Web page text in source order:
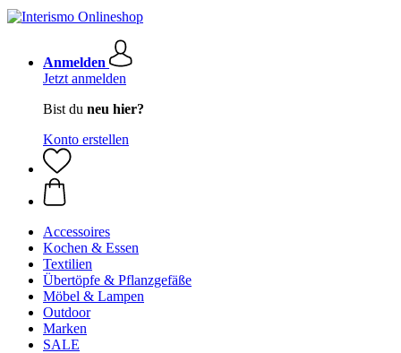
Anmelden
Jetzt anmelden
Bist du neu hier?
Konto erstellen
Accessoires
Kochen & Essen
Textilien
Übertöpfe & Pflanzgefäße
Möbel & Lampen
Outdoor
Marken
SALE